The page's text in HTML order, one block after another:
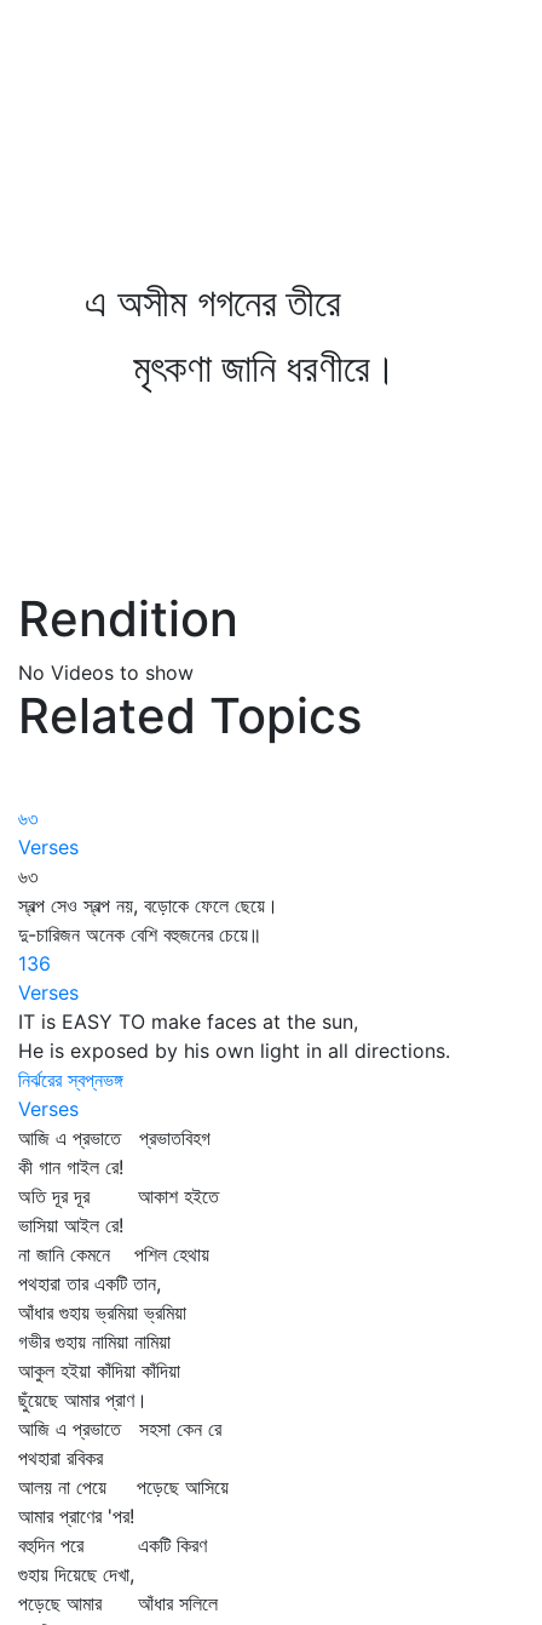
এ অসীম গগনের তীরে
মৃৎকণা জানি ধরণীরে।
Rendition
No Videos to show
Related Topics
৬৩
Verses
৬৩
স্বল্প সেও স্বল্প নয়, বড়োকে ফেলে ছেয়ে।
দু-চারিজন অনেক বেশি বহুজনের চেয়ে॥
136
Verses
IT is EASY TO make faces at the sun,
He is exposed by his own light in all directions.
নির্ঝরের স্বপ্নভঙ্গ
Verses
আজি এ প্রভাতে প্রভাতবিহগ
কী গান গাইল রে!
অতি দূর দূর আকাশ হইতে
ভাসিয়া আইল রে!
না জানি কেমনে পশিল হেথায়
পথহারা তার একটি তান,
আঁধার গুহায় ভ্রমিয়া ভ্রমিয়া
গভীর গুহায় নামিয়া নামিয়া
আকুল হইয়া কাঁদিয়া কাঁদিয়া
ছুঁয়েছে আমার প্রাণ।
আজি এ প্রভাতে সহসা কেন রে
পথহারা রবিকর
আলয় না পেয়ে পড়েছে আসিয়ে
আমার প্রাণের 'পর!
বহুদিন পরে একটি কিরণ
গুহায় দিয়েছে দেখা,
পড়েছে আমার আঁধার সলিলে